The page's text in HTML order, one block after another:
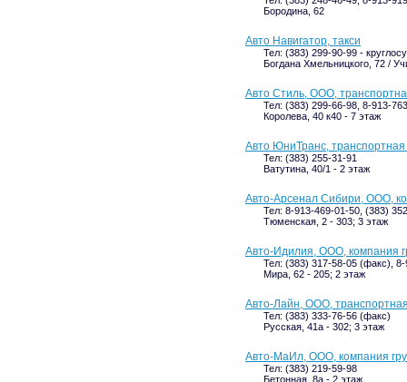
Бородина, 62
Авто Навигатор, такси
Тел: (383) 299-90-99 -
Богдана Хмельницкого, 72 /
Авто Стиль, ООО,
Тел: (383) 299-66-98, 8-913-
Королева, 40 к40 - 7 этаж
Авто ЮниТранс,
Тел: (383) 255-31-91
Ватутина, 40/1 - 2 этаж
Авто-Арсенал Сибири, ООО,
Тел: 8-913-469-01-50, (383)
Тюменская, 2 - 303; 3 этаж
Авто-Идилия, ООО, компания
Тел: (383) 317-58-05 (факс),
Мира, 62 - 205; 2 этаж
Авто-Лайн, ООО,
Тел: (383) 333-76-56 (факс)
Русская, 41а - 302; 3 этаж
Авто-МаИл, ООО, компания
Тел: (383) 219-59-98
Бетонная, 8а - 2 этаж